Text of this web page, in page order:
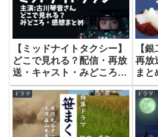
【ミッドナイトタクシー】
どこで見れる？配信・再放
送・キャスト・みどころま
とめ【古川琴音さん主演】
【
再放
まと
人情
ドラマ ドラマ